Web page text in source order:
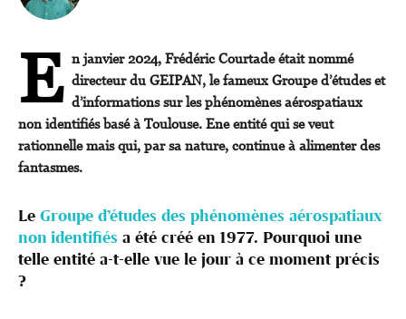
E n janvier 2024, Frédéric Courtade était nommé
directeur du GEIPAN, le fameux Groupe d’études et
d’informations sur les phénomènes aérospatiaux
non identifiés basé à Toulouse. Ene entité qui se veut
rationnelle mais qui, par sa nature, continue à alimenter des
fantasmes.
Le Groupe d’études des phénomènes aérospatiaux
non identifiés a été créé en 1977. Pourquoi une
telle entité a-t-elle vue le jour à ce moment précis
?